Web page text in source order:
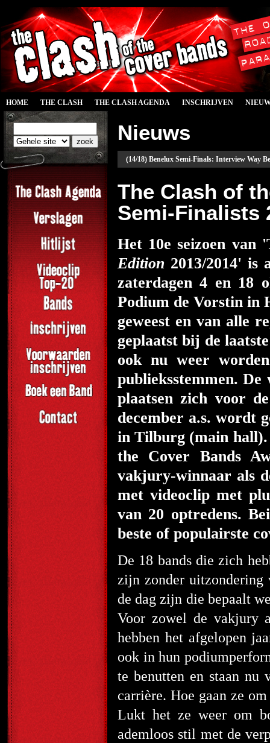
HOME THE CLASH THE CLASH AGENDA INSCHRIJVEN
Nieuws
(14/18) Benelux Semi-Finals: Interview Way
The Clash of
Semi-Finalists
Het 10e seizoen van
Edition 2013/2014' is
zaterdagen 4 en 18
Podium de Vorstin in
geweest en van alle
geplaatst bij de
ook nu weer
publieksstemmen.
plaatsen zich voor
december a.s. wordt
in Tilburg (main
the Cover Bands
vakjury-winnaar als
met videoclip met
van 20 optredens.
beste of populairste
De 18 bands die zich
zijn zonder uitzondering
de dag zijn die bepaalt
Voor zowel de vakjury
hebben het afgelopen
ook in hun
te benutten en staan nu
carrière. Hoe gaan ze
Lukt het ze weer om
ademloos stil met de